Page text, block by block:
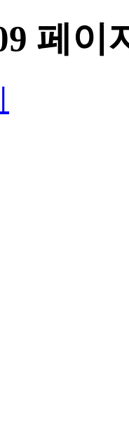
페이